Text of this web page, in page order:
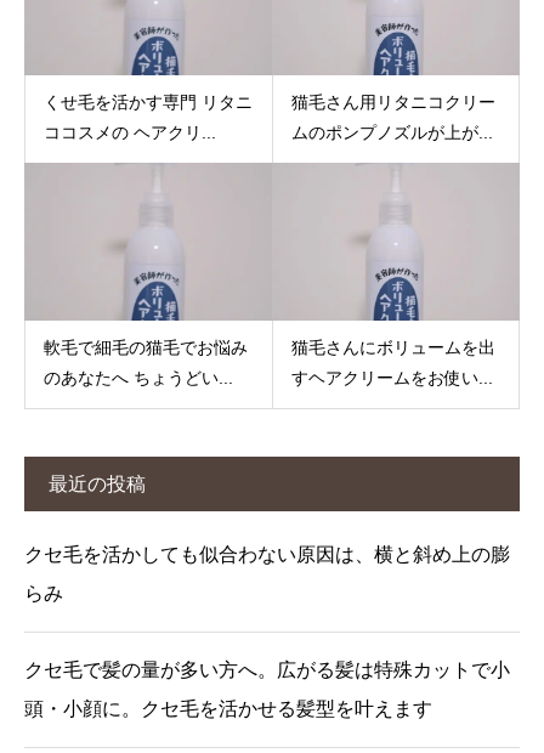
くせ毛を活かす専門 リタニ
ココスメの ヘアクリ...
猫毛さん用リタニコクリー
ムのポンプノズルが上が...
軟毛で細毛の猫毛でお悩み
のあなたへ ちょうどい...
猫毛さんにボリュームを出
すヘアクリームをお使い...
最近の投稿
クセ毛を活かしても似合わない原因は、横と斜め上の膨
らみ
クセ毛で髪の量が多い方へ。広がる髪は特殊カットで小
頭・小顔に。クセ毛を活かせる髪型を叶えます